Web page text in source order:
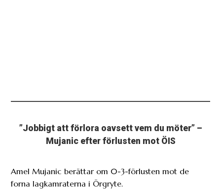
”Jobbigt att förlora oavsett vem du möter” –
Mujanic efter förlusten mot ÖIS
Amel Mujanic berättar om 0-3-förlusten mot de
forna lagkamraterna i Örgryte.